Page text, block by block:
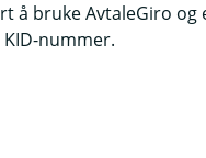
å bruke AvtaleGiro og
nummer.
Banken sørger for at
er en ferdig utfylt
din før du